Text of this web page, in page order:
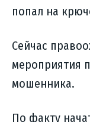
попал на
Сейчас
мероприятия
мошенника.
По факту